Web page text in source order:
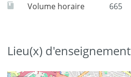
Volume horaire 665
Lieu(x) d'enseignement